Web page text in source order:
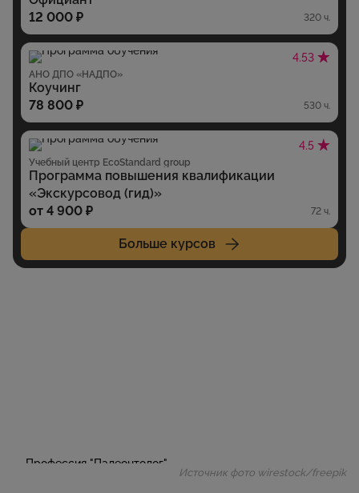
12 000 ₽
320 ч.
4.53
АНО ДПО «НАДПО»
Коучинг
78 800 ₽
530 ч.
4.5
Учебный центр EcoStandard group
Программа повышения квалификации
«Экскурсовод (гид)‎»
от 4 900 ₽
72 ч.
Больше курсов
Источник фото wirestock/freepik